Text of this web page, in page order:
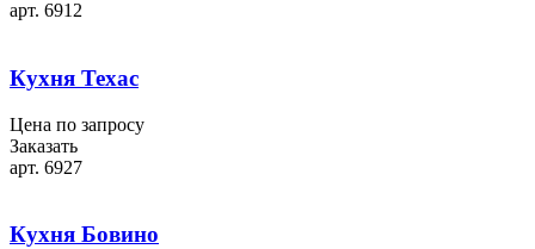
арт. 6912
Кухня Техас
Цена по запросу
Заказать
арт. 6927
Кухня Бовино